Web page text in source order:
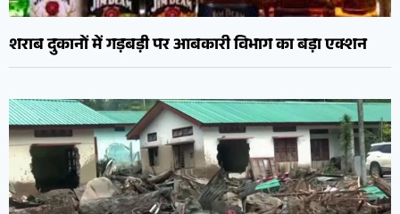
शराब दुकानों में गड़बड़ी पर आबकारी विभाग का बड़ा एक्शन